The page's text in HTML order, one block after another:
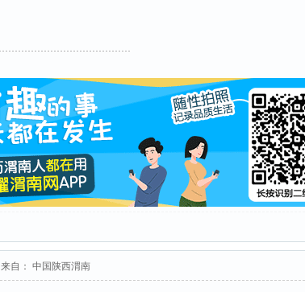
来自： 中国陕西渭南